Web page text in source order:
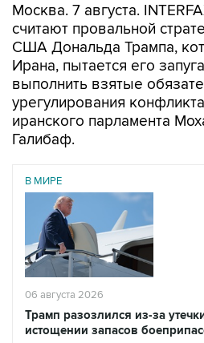
Москва. 7 августа.
считают провальной
США Дональда Трампа,
Ирана, пытается его
выполнить взятые
урегулирования
иранского парламента
Галибаф.
В МИРЕ
06 августа 2026
Трамп разозлился из-за
истощении запасов